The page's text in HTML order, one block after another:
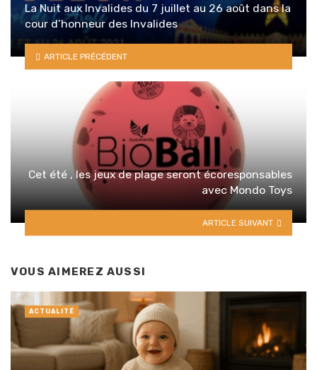
La Nuit aux Invalides du 7 juillet au 26 août dans la
cour d’honneur des Invalides
ARTICLE PRÉCÉDENT
Cet été , les jeux de plage seront écoresponsables
avec Mondo Toys
ARTICLE SUIVANT
VOUS AIMEREZ AUSSI
ACTUALITÉ